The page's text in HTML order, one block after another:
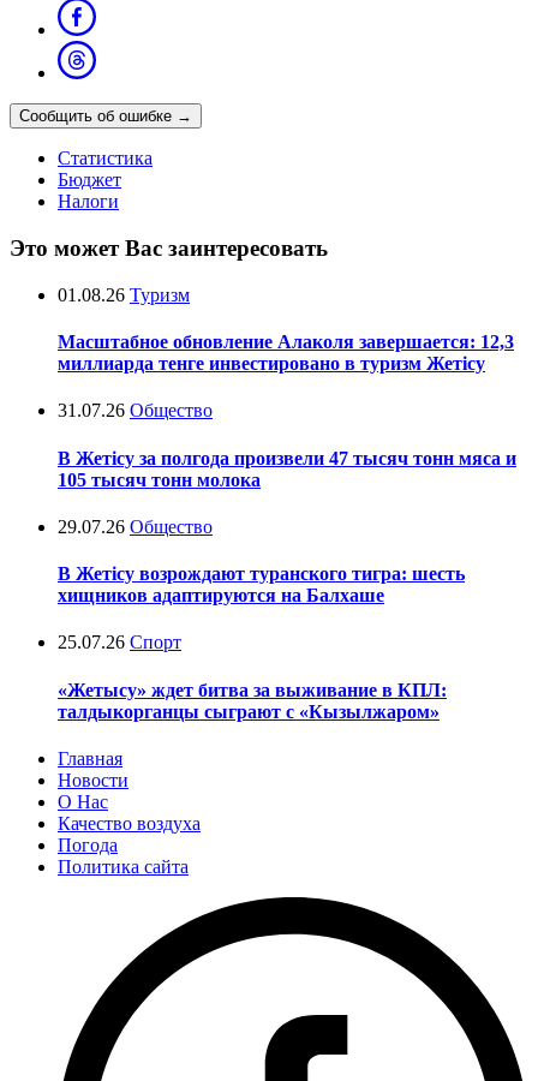
Сообщить об ошибке →
Статистика
Бюджет
Налоги
Это может Вас заинтересовать
01.08.26 Туризм
Масштабное обновление Алаколя завершается: 12,3
миллиарда тенге инвестировано в туризм Жетісу
31.07.26 Общество
В Жетісу за полгода произвели 47 тысяч тонн мяса и
105 тысяч тонн молока
29.07.26 Общество
В Жетісу возрождают туранского тигра: шесть
хищников адаптируются на Балхаше
25.07.26 Спорт
«Жетысу» ждет битва за выживание в КПЛ:
талдыкорганцы сыграют с «Кызылжаром»
Главная
Новости
О Нас
Качество воздуха
Погода
Политика сайта